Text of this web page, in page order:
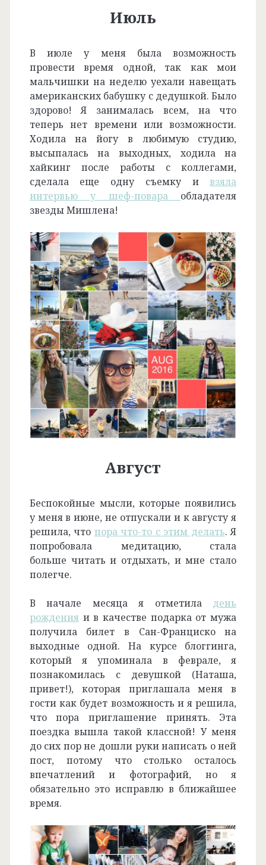
Июль
В июле у меня была возможность
провести время одной, так как мои
мальчишки на неделю уехали навещать
американских бабушку с дедушкой. Было
здорово! Я занималась всем, на что
теперь нет времени или возможности.
Ходила на йогу в любимую студию,
высыпалась на выходных, ходила на
хайкинг после работы с коллегами,
сделала еще одну съемку ивзяла
интервью у шеф-повара обладателя
звезды Мишлена!
Август
Беспокойные мысли, которые появились
у меня в июне, не отпускали и к августу я
решила, что пора что-то с этим делать. Я
попробовала медитацию, стала
больше читать и отдыхать, и мне стало
полегче.
В начале месяца я отметила день
рожденияи в качестве подарка от мужа
получила билет в Сан-Франциско на
выходные одной. На курсе блоггинга,
который я упоминала в феврале, я
познакомилась с девушкой (Наташа,
привет!), которая приглашала меня в
гости как будет возможность и я решила,
что пора приглашение принять. Эта
поездка вышла такой классной! У меня
до сих пор не дошли руки написать о ней
пост, потому что столько осталось
впечатлений и фотографий, но я
обязательно это исправлю в ближайшее
время.